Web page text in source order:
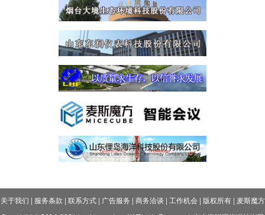
关于我们 | 服务条款 | 联系方式| 广告服务 | 商务洽谈 | 工作机会| 版权所有| 麦斯魔方